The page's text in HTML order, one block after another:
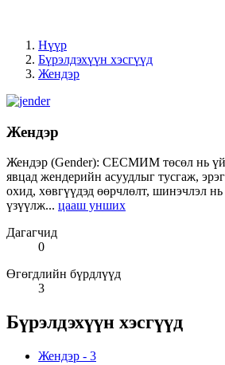
Нүүр
Бүрэлдэхүүн хэсгүүд
Жендэр
Жендэр
Жендэр (Gender): СЕСМИМ төсөл нь
явцад жендерийн асуудлыг тусгаж,
охид, хөвгүүдэд өөрчлөлт, шинэчлэл
үзүүлж... цааш унших
Дагагчид
0
Өгөгдлийн бүрдлүүд
3
Бүрэлдэхүүн хэсгүүд
Жендэр - 3